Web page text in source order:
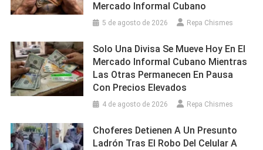
Mercado Informal Cubano
5 de agosto de 2026 Repa Chismes
Solo Una Divisa Se Mueve Hoy En El
Mercado Informal Cubano Mientras
Las Otras Permanecen En Pausa
Con Precios Elevados
4 de agosto de 2026 Repa Chismes
Choferes Detienen A Un Presunto
Ladrón Tras El Robo Del Celular A